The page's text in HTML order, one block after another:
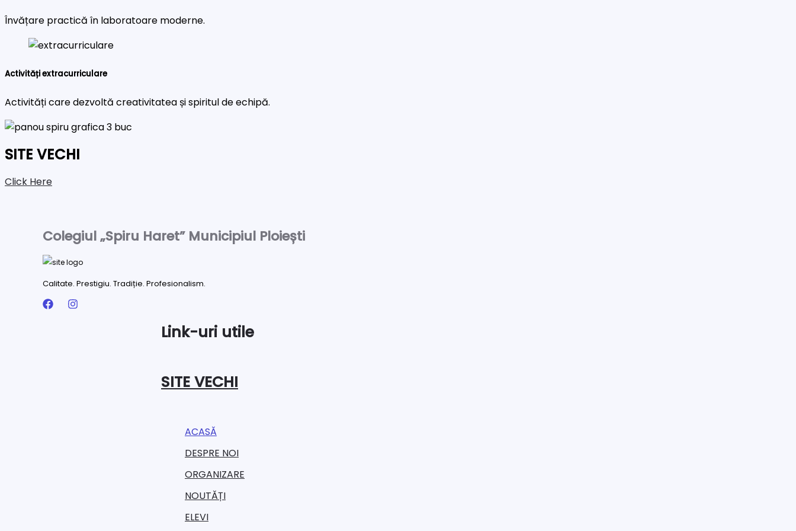
Învățare practică în laboratoare moderne.
Activități extracurriculare
Activități care dezvoltă creativitatea și spiritul de echipă.
SITE VECHI
Click Here
Colegiul „Spiru Haret” Municipiul Ploiești
Calitate. Prestigiu. Tradiție. Profesionalism.
Link-uri utile
SITE VECHI
ACASĂ
DESPRE NOI
ORGANIZARE​
NOUTĂȚI
ELEVI